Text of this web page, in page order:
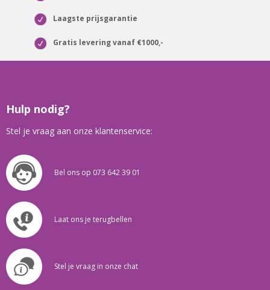
Laagste prijsgarantie
Gratis levering vanaf €1000,-
Hulp nodig?
Stel je vraag aan onze klantenservice:
Bel ons op 073 642 39 01
Laat ons je terugbellen
Stel je vraag in onze chat